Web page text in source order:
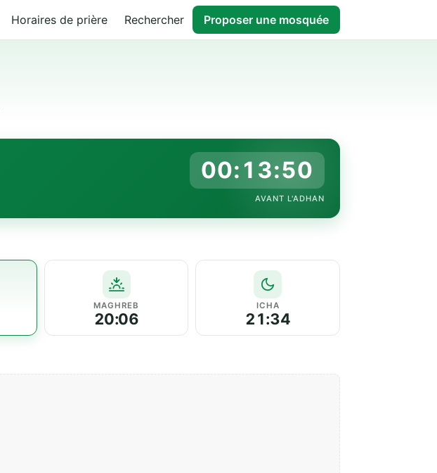
Horaires de prière Rechercher Proposer une mosquée
00:13:49
AVANT L'ADHAN
MAGHREB
20:06
ICHA
21:34